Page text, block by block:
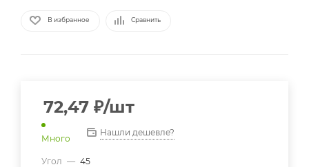
В избранное Сравнить
72,47 ₽/шт
Много
Нашли дешевле?
Угол — 45